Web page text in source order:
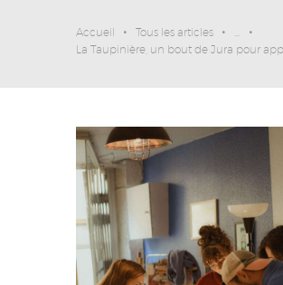
Accueil Tous les articles
...
La Taupinière, un bout de Jura pour